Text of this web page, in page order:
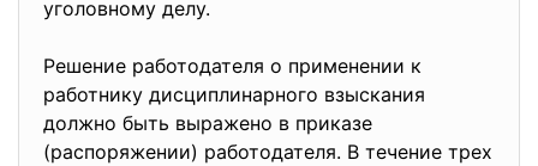
уголовному делу.
Решение работодателя о применении к
работнику дисциплинарного взыскания
должно быть выражено в приказе
(распоряжении) работодателя. В течение трех